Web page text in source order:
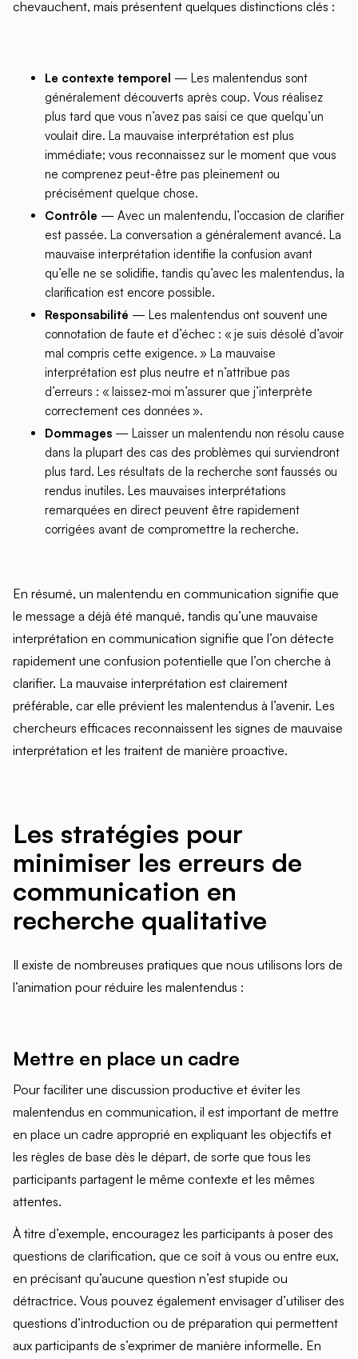
chevauchent, mais présentent quelques distinctions clés :
Le contexte temporel — Les malentendus sont
généralement découverts après coup. Vous réalisez
plus tard que vous n’avez pas saisi ce que quelqu’un
voulait dire. La mauvaise interprétation est plus
immédiate; vous reconnaissez sur le moment que vous
ne comprenez peut-être pas pleinement ou
précisément quelque chose.
Contrôle — Avec un malentendu, l’occasion de clarifier
est passée. La conversation a généralement avancé. La
mauvaise interprétation identifie la confusion avant
qu’elle ne se solidifie, tandis qu’avec les malentendus, la
clarification est encore possible.
Responsabilité — Les malentendus ont souvent une
connotation de faute et d’échec : « je suis désolé d’avoir
mal compris cette exigence. » La mauvaise
interprétation est plus neutre et n’attribue pas
d’erreurs : « laissez-moi m’assurer que j’interprète
correctement ces données ».
Dommages — Laisser un malentendu non résolu cause
dans la plupart des cas des problèmes qui surviendront
plus tard. Les résultats de la recherche sont faussés ou
rendus inutiles. Les mauvaises interprétations
remarquées en direct peuvent être rapidement
corrigées avant de compromettre la recherche.
En résumé, un malentendu en communication signifie que
le message a déjà été manqué, tandis qu’une mauvaise
interprétation en communication signifie que l’on détecte
rapidement une confusion potentielle que l’on cherche à
clarifier. La mauvaise interprétation est clairement
préférable, car elle prévient les malentendus à l’avenir. Les
chercheurs efficaces reconnaissent les signes de mauvaise
interprétation et les traitent de manière proactive.
Les stratégies pour
minimiser les erreurs de
communication en
recherche qualitative
Il existe de nombreuses pratiques que nous utilisons lors de
l’animation pour réduire les malentendus :
Mettre en place un cadre
Pour faciliter une discussion productive et éviter les
malentendus en communication, il est important de mettre
en place un cadre approprié en expliquant les objectifs et
les règles de base dès le départ, de sorte que tous les
participants partagent le même contexte et les mêmes
attentes.
À titre d’exemple, encouragez les participants à poser des
questions de clarification, que ce soit à vous ou entre eux,
en précisant qu’aucune question n’est stupide ou
détractrice. Vous pouvez également envisager d’utiliser des
questions d’introduction ou de préparation qui permettent
aux participants de s’exprimer de manière informelle. En